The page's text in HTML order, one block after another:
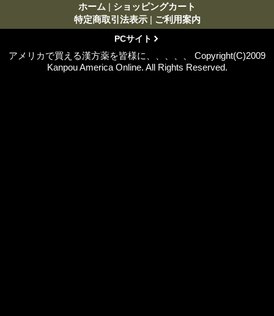
ホーム | ショッピングカート
特定商取引法表示 | ご利用案内
PCサイト
アメリカで買える漢方薬を皆様に、、、、、 Copyright(C)2009
Kanpou America Online. All Rights Reserved.